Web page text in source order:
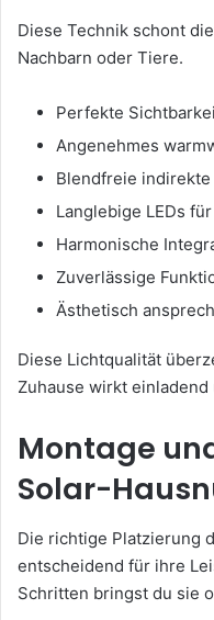
Diese Technik schont
Nachbarn oder Tiere.
Perfekte
Angenehmes
Blendfreie
Langlebige LEDs
Harmonische
Zuverlässige
Ästhetisch
Diese Lichtqualität
Zuhause wirkt einladend
Montage
Solar-
Die richtige Platzierung
entscheidend für ihre
Schritten bringst du sie